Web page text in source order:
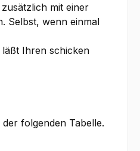
mit einer
Selbst, wenn einmal
Ihren schicken
folgenden Tabelle.